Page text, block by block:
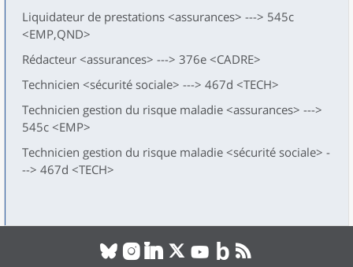
Liquidateur de prestations <assurances> ---> 545c
<EMP,QND>
Rédacteur <assurances> ---> 376e <CADRE>
Technicien <sécurité sociale> ---> 467d <TECH>
Technicien gestion du risque maladie <assurances> --->
545c <EMP>
Technicien gestion du risque maladie <sécurité sociale> -
--> 467d <TECH>